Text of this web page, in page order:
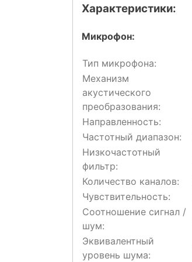
Характеристики:
Микрофон:
Тип микрофона:
Механизм
акустического
преобразования:
Направленность:
Частотный диапазон:
Низкочастотный
фильтр:
Количество каналов:
Чувствительность:
Соотношение сигнал /
шум:
Эквивалентный
уровень шума: